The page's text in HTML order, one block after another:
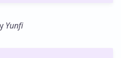
Yunfi